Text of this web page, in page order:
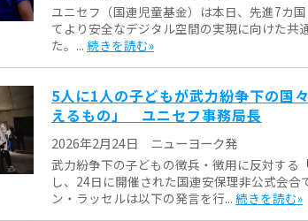
ユニセフ（国連児童基金）は本日、先進7カ
てより安全なデジタル空間の実現に向けた共
た。... 続きを読む»
5人に1人の子どもが武力紛争下の
えるもの」 ユニセフ事務局長
2026年2月24日 ニューヨーク発
武力紛争下の子どもの徴兵・徴用に反対する
し、24日に開催された国連安保理非公式会
ン・ラッセルは以下の発言を行... 続きを読む»